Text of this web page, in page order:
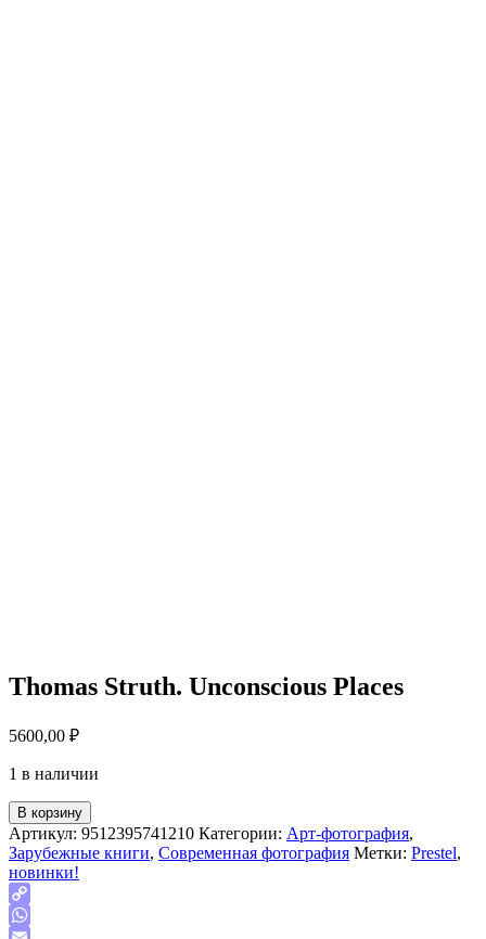
Thomas Struth. Unconscious Places
5600,00 ₽
1 в наличии
В корзину
Артикул: 9512395741210 Категории: Арт-фотография,
Зарубежные книги, Современная фотография Метки: Prestel,
новинки!
Copy